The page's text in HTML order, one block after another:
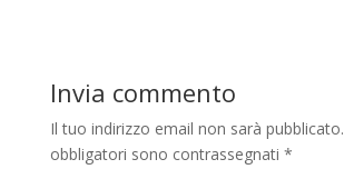
Invia commento
Il tuo indirizzo email non sarà pubblicato.
obbligatori sono contrassegnati *